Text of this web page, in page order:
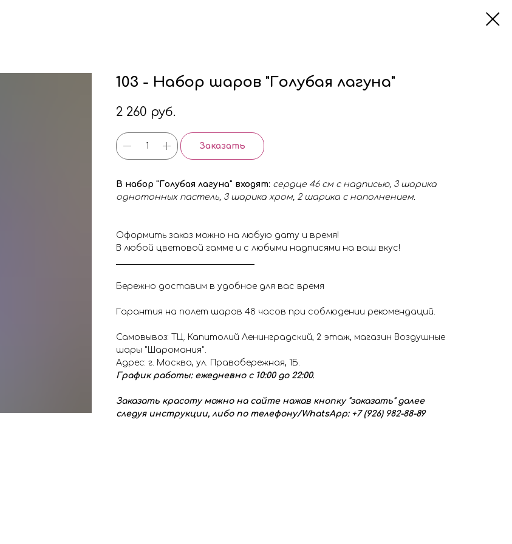
103 - Набор шаров "Голубая лагуна"
2 260 руб.
Заказать
В набор "Голубая лагуна" входят: сердце 46 см с надписью, 3 шарика
однотонных пастель, 3 шарика хром, 2 шарика с наполнением.
Оформить заказ можно на любую дату и время!
В любой цветовой гамме и с любыми надписями на ваш вкус!
Бережно доставим в удобное для вас время
Гарантия на полет шаров 48 часов при соблюдении рекомендаций.
Самовывоз: ТЦ. Капитолий Ленинградский, 2 этаж, магазин Воздушные
шары "Шаромания".
Адрес: г. Москва, ул. Правобережная, 1Б.
График работы: ежедневно с 10:00 до 22:00.
Заказать красоту можно на сайте нажав кнопку "заказать" далее
следуя инструкции, либо по телефону/WhatsApp: +7 (926) 982-88-89